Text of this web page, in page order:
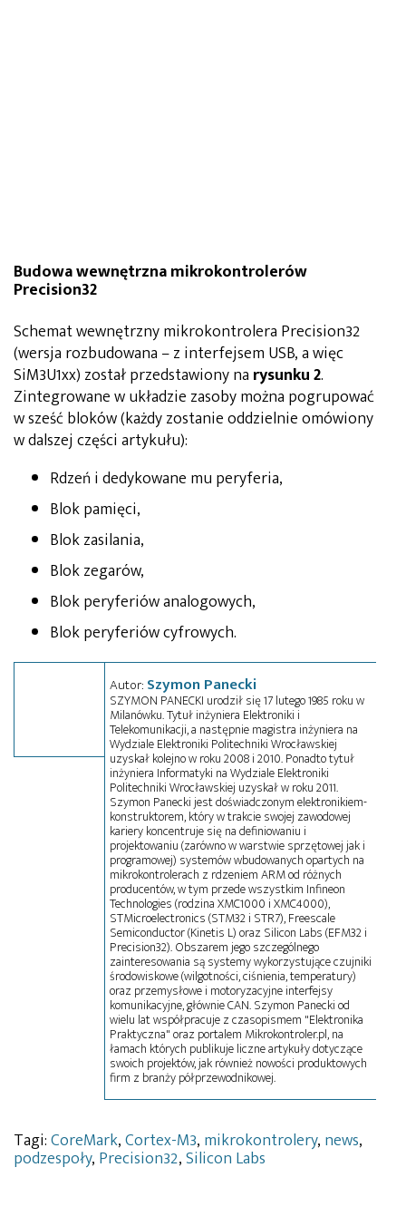
Budowa wewnętrzna mikrokontrolerów
Precision32
Schemat wewnętrzny mikrokontrolera Precision32
(wersja rozbudowana – z interfejsem USB, a więc
SiM3U1xx) został przedstawiony na rysunku 2.
Zintegrowane w układzie zasoby można pogrupować
w sześć bloków (każdy zostanie oddzielnie omówiony
w dalszej części artykułu):
Rdzeń i dedykowane mu peryferia,
Blok pamięci,
Blok zasilania,
Blok zegarów,
Blok peryferiów analogowych,
Blok peryferiów cyfrowych.
Autor: Szymon Panecki
SZYMON PANECKI urodził się 17 lutego 1985 roku w
Milanówku. Tytuł inżyniera Elektroniki i
Telekomunikacji, a następnie magistra inżyniera na
Wydziale Elektroniki Politechniki Wrocławskiej
uzyskał kolejno w roku 2008 i 2010. Ponadto tytuł
inżyniera Informatyki na Wydziale Elektroniki
Politechniki Wrocławskiej uzyskał w roku 2011.
Szymon Panecki jest doświadczonym elektronikiem-
konstruktorem, który w trakcie swojej zawodowej
kariery koncentruje się na definiowaniu i
projektowaniu (zarówno w warstwie sprzętowej jak i
programowej) systemów wbudowanych opartych na
mikrokontrolerach z rdzeniem ARM od różnych
producentów, w tym przede wszystkim Infineon
Technologies (rodzina XMC1000 i XMC4000),
STMicroelectronics (STM32 i STR7), Freescale
Semiconductor (Kinetis L) oraz Silicon Labs (EFM32 i
Precision32). Obszarem jego szczególnego
zainteresowania są systemy wykorzystujące czujniki
środowiskowe (wilgotności, ciśnienia, temperatury)
oraz przemysłowe i motoryzacyjne interfejsy
komunikacyjne, głównie CAN. Szymon Panecki od
wielu lat współpracuje z czasopismem "Elektronika
Praktyczna" oraz portalem Mikrokontroler.pl, na
łamach których publikuje liczne artykuły dotyczące
swoich projektów, jak również nowości produktowych
firm z branży półprzewodnikowej.
Tagi:CoreMark,Cortex-M3, mikrokontrolery, news,
podzespoły, Precision32,Silicon Labs